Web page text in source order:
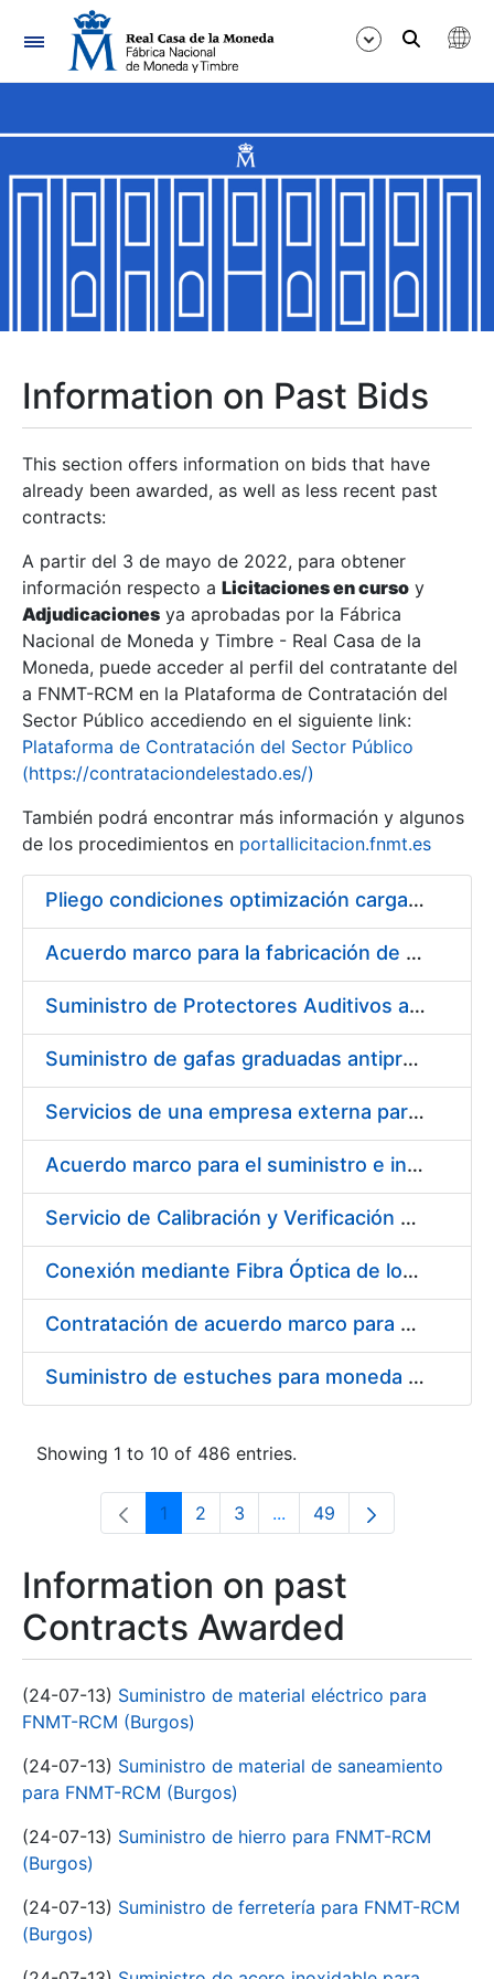
Navigation
Show/Hide
Show/Hide
Show/Hide
Show/Hide
Show/Hide
Show/Hide
Information on Past Bids
This section offers information on bids that have
already been awarded, as well as less recent past
contracts:
A partir del 3 de mayo de 2022, para obtener
información respecto a Licitaciones en curso y
Adjudicaciones ya aprobadas por la Fábrica
Nacional de Moneda y Timbre - Real Casa de la
Moneda, puede acceder al perfil del contratante del
a FNMT-RCM en la Plataforma de Contratación del
Sector Público accediendo en el siguiente link:
Plataforma de Contratación del Sector Público
(https://contrataciondelestado.es/)
También podrá encontrar más información y algunos
de los procedimientos en portallicitacion.fnmt.es
Pliego condiciones optimización cargas compras firmado
Acuerdo marco para la fabricación de piezas
Suministro de Protectores Auditivos a medida para las personas trabajadoras de los Centros de Trabajo de Madrid y Burgos
Suministro de gafas graduadas antiproyecciones para los trabajadores de la FNMT-RCM en los centros de trabajo de Madrid y Burgos
Servicios de una empresa externa para el asesoramiento y resolución de los recursos de alzada que se presentan relacionados con procesos de selección para la FNMT-RCM
Acuerdo marco para el suministro e instalación de persianas, estores y otros complementos
Servicio de Calibración y Verificación Externa de los Equipos de Medición del Servicio de Prevención de la FNMT-RCM
Conexión mediante Fibra Óptica de los Centros de Proceso de Datos (CPDs) de las sedes de la FNMT-RCM de Burgos y Madrid
Contratación de acuerdo marco para el Suministro de Material de Electricidad para la Fábrica Nacional de Moneda y Timbre-Real Casa de la Moneda en su centro de trabajo de Burgos
Suministro de estuches para moneda de 30 €
Showing 1 to 10 of 486 entries.
Page
1 Page
2 Page
3 ...Intermediate Pages Use
Page
49
Information on past
Contracts Awarded
(24-07-13) Suministro de material eléctrico para
FNMT-RCM (Burgos)
(24-07-13) Suministro de material de saneamiento
para FNMT-RCM (Burgos)
(24-07-13) Suministro de hierro para FNMT-RCM
(Burgos)
(24-07-13) Suministro de ferretería para FNMT-RCM
(Burgos)